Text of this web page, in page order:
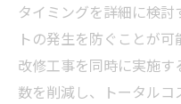
タイミングを詳細に検
トの発生を防ぐことが
改修工事を同時に実施
数を削減し、トータル